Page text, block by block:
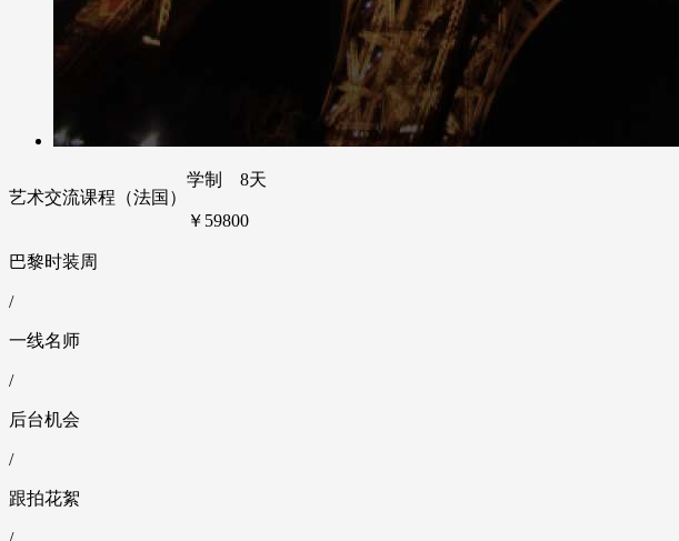
艺术交流课程（法国）
学制 8天
￥59800
巴黎时装周
/
一线名师
/
后台机会
/
跟拍花絮